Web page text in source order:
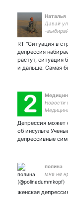
Наталья
Давай
-
RT "Ситуация в
депрессия
растут, ситуация
и дальше. Самая
Новости
Депрессия может
об инсульте
депрессивные
полина
мне не
женская